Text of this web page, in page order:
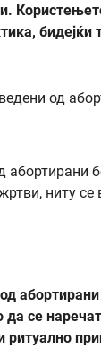
бидејќи
абортирани
ниту
се
ритуално